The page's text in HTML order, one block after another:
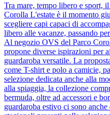
Tra mare, tempo libero e sport,
Corolla L'estate è il momento
scegliere capi capaci di
libero alle vacanze, passando
Al negozio OVS del Parco
propone diverse ispirazioni per
guardaroba versatile. La
come T-shirt e polo a camicie,
selezione dedicata anche alla
alla spiaggia, la collezione
bermuda, oltre ad accessori e
guardaroba estivo ci sono